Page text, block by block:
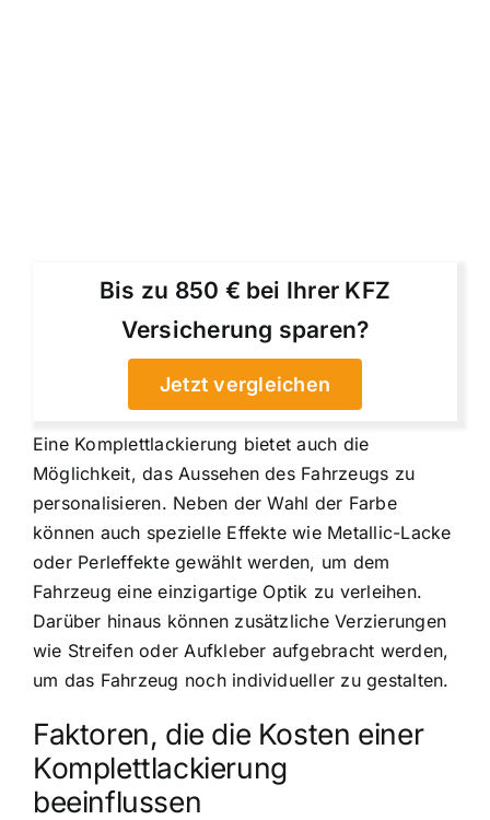
Bis zu 850 € bei Ihrer KFZ
Versicherung sparen?
Jetzt vergleichen
Eine Komplettlackierung bietet auch die
Möglichkeit, das Aussehen des Fahrzeugs zu
personalisieren. Neben der Wahl der Farbe
können auch spezielle Effekte wie Metallic-Lacke
oder Perleffekte gewählt werden, um dem
Fahrzeug eine einzigartige Optik zu verleihen.
Darüber hinaus können zusätzliche Verzierungen
wie Streifen oder Aufkleber aufgebracht werden,
um das Fahrzeug noch individueller zu gestalten.
Faktoren, die die Kosten einer
Komplettlackierung
beeinflussen